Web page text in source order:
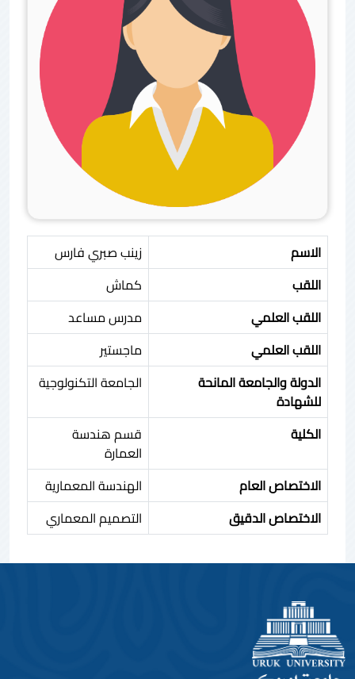
الاسم
زينب صبري فارس
اللقب
كماش
اللقب العلمي
مدرس مساعد
اللقب العلمي
ماجستير
الدولة والجامعة المانحة
للشهادة
الجامعة التكنولوجية
الكلية
قسم هندسة
العمارة
الاختصاص العام
الهندسة المعمارية
الاختصاص الدقيق
التصميم المعماري